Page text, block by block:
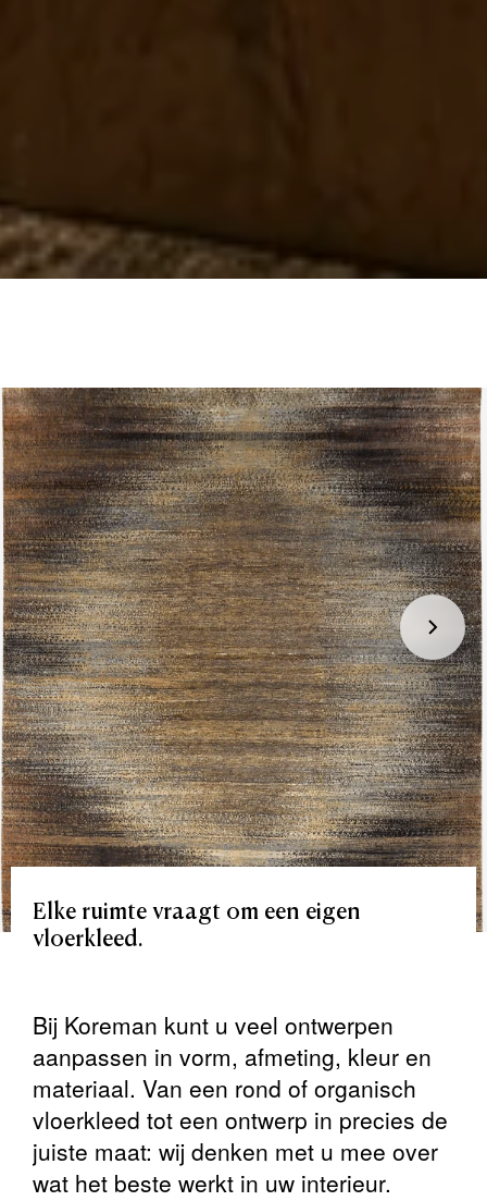
Elke ruimte vraagt om een eigen
vloerkleed.
Bij Koreman kunt u veel ontwerpen
aanpassen in vorm, afmeting, kleur en
materiaal. Van een rond of organisch
vloerkleed tot een ontwerp in precies de
juiste maat: wij denken met u mee over
wat het beste werkt in uw interieur.